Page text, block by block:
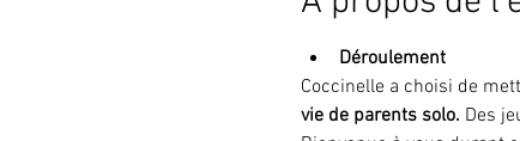
Déroulement
Coccinelle a choisi de
vie de parents solo. Des